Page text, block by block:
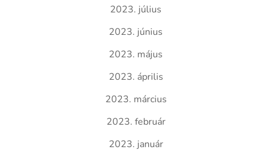
2023. július
2023. június
2023. május
2023. április
2023. március
2023. február
2023. január